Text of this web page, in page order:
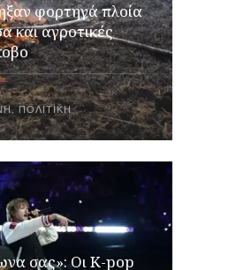
φορτηγά πλοία
αγροτικές
,ΠΟΛΙΤΙΚΉ
σας»: Οι K-pop